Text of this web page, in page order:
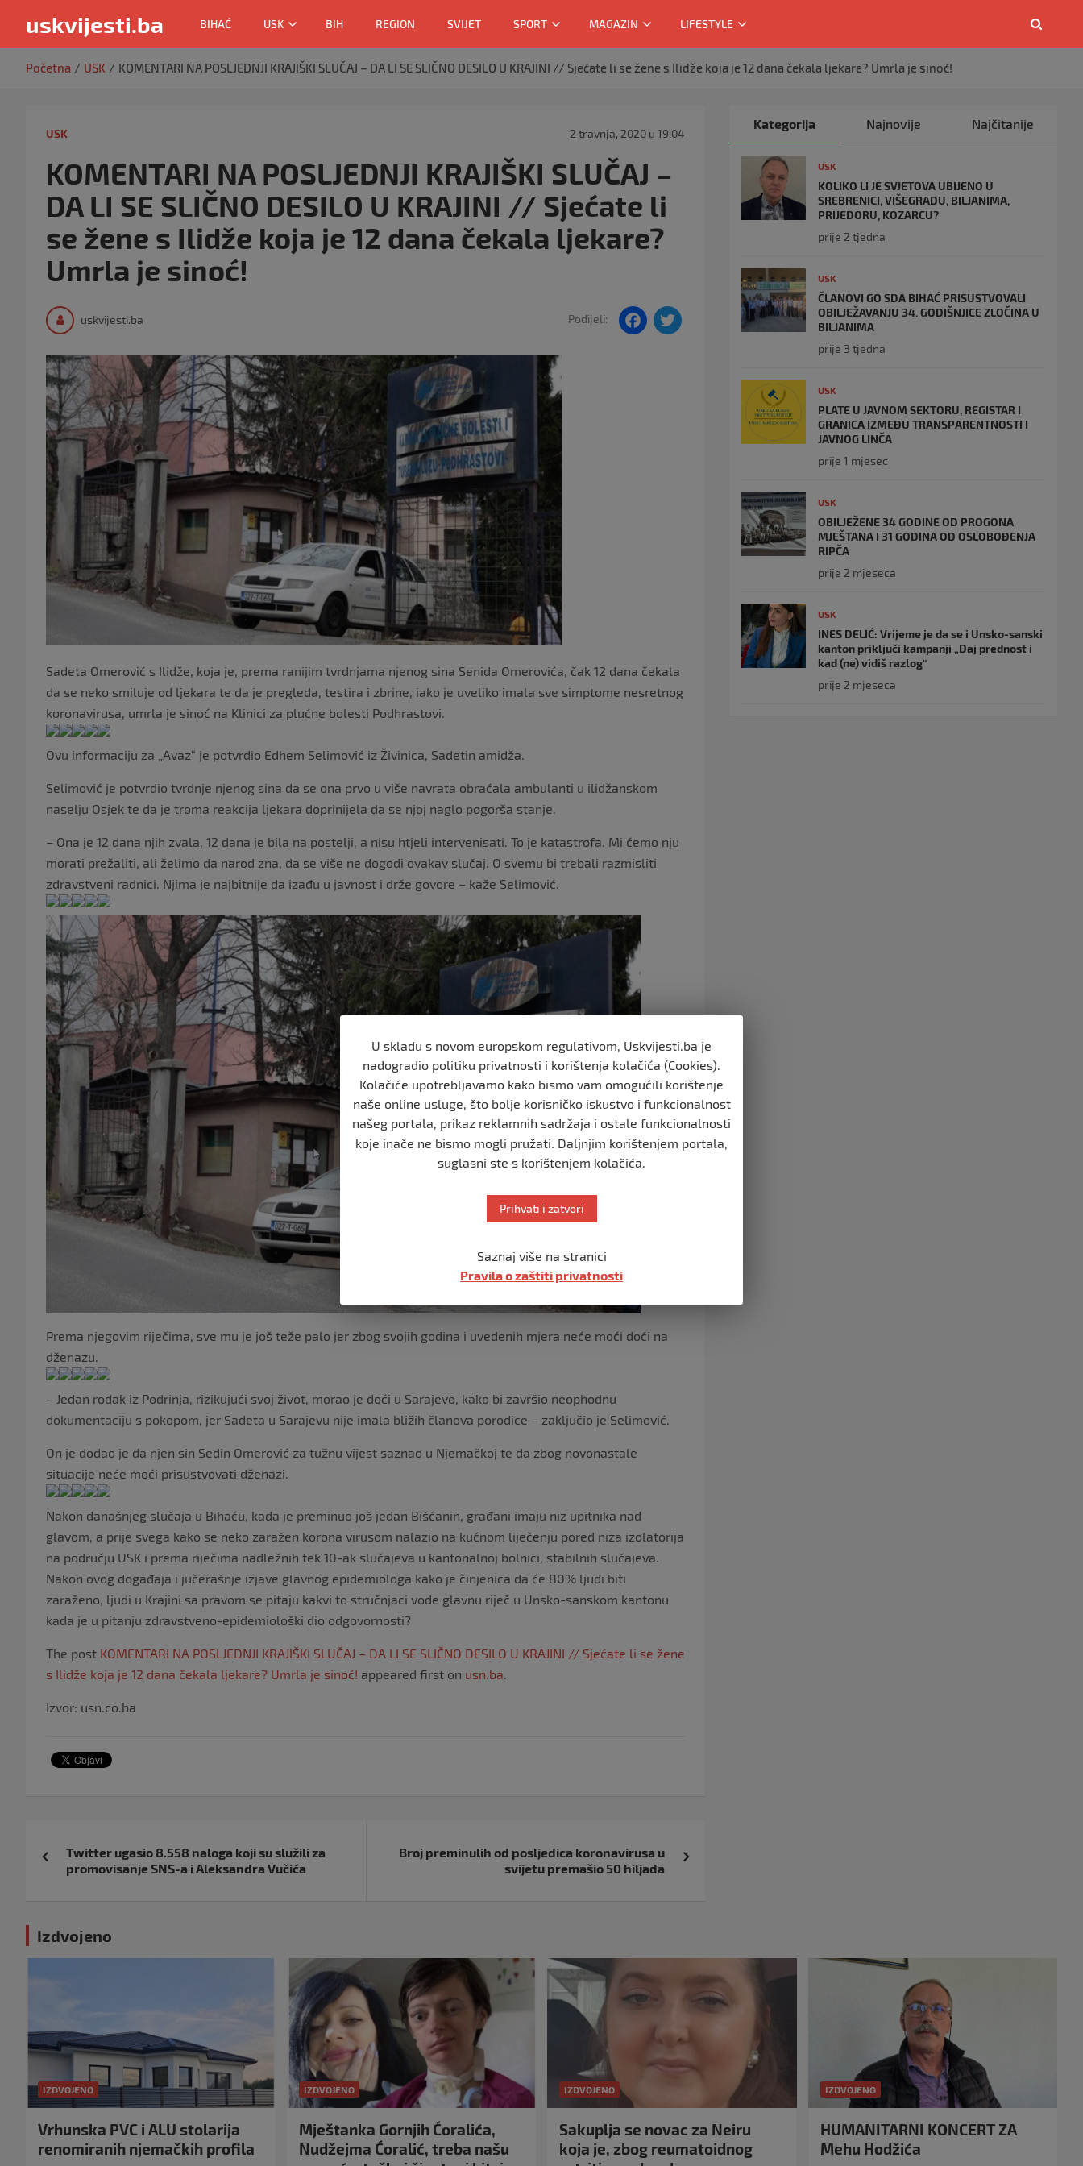
uskvijesti.ba BIHAĆ USK BIH REGION SVIJET SPORT MAGAZIN LIFESTYLE
Početna USK KOMENTARI NA POSLJEDNJI KRAJIŠKI SLUČAJ – DA LI SE SLIČNO DESILO U KRAJINI // Sjećate li se žene s Ilidže koja je 12 dana čekala ljekare? Umrla je sinoć!
USK 2 travnja, 2020 u 19:04
KOMENTARI NA POSLJEDNJI KRAJIŠKI SLUČAJ –
DA LI SE SLIČNO DESILO U KRAJINI // Sjećate li
se žene s Ilidže koja je 12 dana čekala ljekare?
Umrla je sinoć!
uskvijesti.ba Podijeli:
F
Sadeta Omerović s Ilidže, koja je, prema ranijim tvrdnjama njenog sina Senida Omerovića, čak 12 dana čekala
da se neko smiluje od ljekara te da je pregleda, testira i zbrine, iako je uveliko imala sve simptome nesretnog
koronavirusa, umrla je sinoć na Klinici za plućne bolesti Podhrastovi.
Ovu informaciju za „Avaz“ je potvrdio Edhem Selimović iz Živinica, Sadetin amidža.
Selimović je potvrdio tvrdnje njenog sina da se ona prvo u više navrata obraćala ambulanti u ilidžanskom
naselju Osjek te da je troma reakcija ljekara doprinijela da se njoj naglo pogorša stanje.
– Ona je 12 dana njih zvala, 12 dana je bila na postelji, a nisu htjeli intervenisati. To je katastrofa. Mi ćemo nju
morati prežaliti, ali želimo da narod zna, da se više ne dogodi ovakav slučaj. O svemu bi trebali razmisliti
zdravstveni radnici. Njima je najbitnije da izađu u javnost i drže govore – kaže Selimović.
Prema njegovim riječima, sve mu je još teže palo jer zbog svojih godina i uvedenih mjera neće moći doći na
dženazu.
– Jedan rođak iz Podrinja, rizikujući svoj život, morao je doći u Sarajevo, kako bi završio neophodnu
dokumentaciju s pokopom, jer Sadeta u Sarajevu nije imala bližih članova porodice – zaključio je Selimović.
On je dodao je da njen sin Sedin Omerović za tužnu vijest saznao u Njemačkoj te da zbog novonastale
situacije neće moći prisustvovati dženazi.
Nakon današnjeg slučaja u Bihaću, kada je preminuo još jedan Bišćanin, građani imaju niz upitnika nad
glavom, a prije svega kako se neko zaražen korona virusom nalazio na kućnom liječenju pored niza izolatorija
na području USK i prema riječima nadležnih tek 10-ak slučajeva u kantonalnoj bolnici, stabilnih slučajeva.
Nakon ovog događaja i jučerašnje izjave glavnog epidemiologa kako je činjenica da će 80% ljudi biti
zaraženo, ljudi u Krajini sa pravom se pitaju kakvi to stručnjaci vode glavnu riječ u Unsko-sanskom kantonu
kada je u pitanju zdravstveno-epidemiološki dio odgovornosti?
The post KOMENTARI NA POSLJEDNJI KRAJIŠKI SLUČAJ – DA LI SE SLIČNO DESILO U KRAJINI // Sjećate li se žene
s Ilidže koja je 12 dana čekala ljekare? Umrla je sinoć! appeared first on usn.ba.
Izvor: usn.co.ba
objava
Twitter ugasio 8.558 naloga koji su služili za
promovisanje SNS-a i Aleksandra Vučića
Broj preminulih od posljedica koronavirusa u
svijetu premašio 50 hiljada
Kategorija Najnovije Najčitanije
USK
KOLIKO LI JE SVJETOVA UBIJENO U
SREBRENICI, VIŠEGRADU, BILJANIMA,
PRIJEDORU, KOZARCU?
prije 2 tjedna
USK
ČLANOVI GO SDA BIHAĆ PRISUSTVOVALI
OBILJEŽAVANJU 34. GODIŠNJICE ZLOČINA U
BILJANIMA
prije 3 tjedna
USK
PLATE U JAVNOM SEKTORU, REGISTAR I
GRANICA IZMEĐU TRANSPARENTNOSTI I
JAVNOG LINČA
prije 1 mjesec
USK
OBILJEŽENE 34 GODINE OD PROGONA
MJEŠTANA I 31 GODINA OD OSLOBOĐENJA
RIPČA
prije 2 mjeseca
USK
INES DELIĆ: Vrijeme je da se i Unsko-sanski
kanton priključi kampanji „Daj prednost i
kad (ne) vidiš razlog“
prije 2 mjeseca
Izdvojeno
IZDVOJENO
Vrhunska PVC i ALU stolarija
renomiranih njemačkih profila
IZDVOJENO
Mještanka Gornjih Ćoralića,
Nudžejma Ćoralić, treba našu
IZDVOJENO
Sakuplja se novac za Neiru
koja je, zbog reumatoidnog
IZDVOJENO
HUMANITARNI KONCERT ZA
Mehu Hodžića
U skladu s novom europskom regulativom, Uskvijesti.ba je
nadogradio politiku privatnosti i korištenja kolačića (Cookies).
Kolačiće upotrebljavamo kako bismo vam omogućili korištenje
naše online usluge, što bolje korisničko iskustvo i funkcionalnost
našeg portala, prikaz reklamnih sadržaja i ostale funkcionalnosti
koje inače ne bismo mogli pružati. Daljnjim korištenjem portala,
suglasni ste s korištenjem kolačića.
Prihvati i zatvori
Saznaj više na stranici
Pravila o zaštiti privatnosti